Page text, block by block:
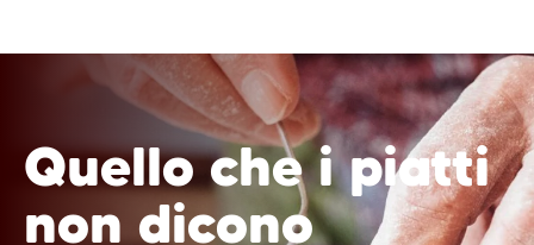
Quello che i piatti
non dicono